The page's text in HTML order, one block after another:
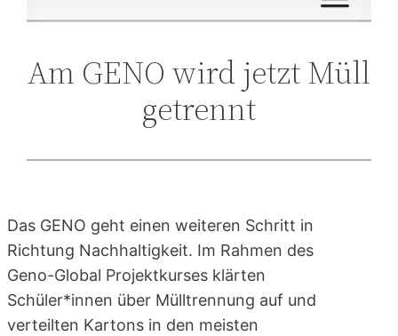
Am GENO wird jetzt Müll
getrennt
Das GENO geht einen weiteren Schritt in
Richtung Nachhaltigkeit. Im Rahmen des
Geno-Global Projektkurses klärten
Schüler*innen über Mülltrennung auf und
verteilten Kartons in den meisten